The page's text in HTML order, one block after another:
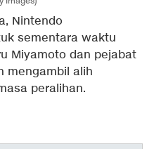
Nintendo
sementara waktu
Miyamoto dan pejabat
mengambil alih
peralihan.